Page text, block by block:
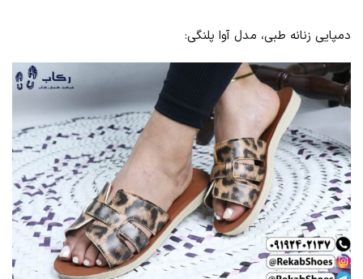
دمپایی زنانه طبی، مدل آوا پلنگی: